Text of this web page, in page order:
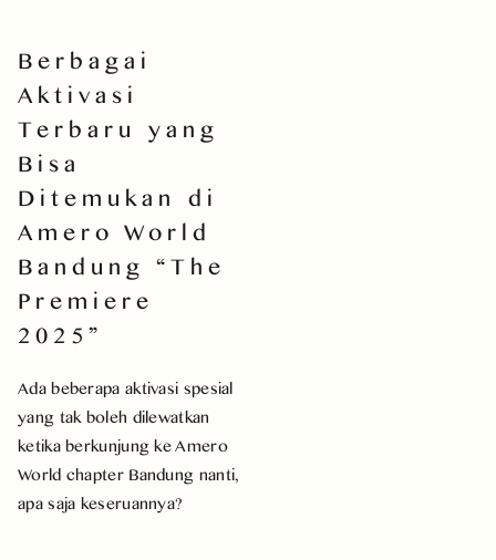
Berbagai
Aktivasi
Terbaru yang
Bisa
Ditemukan di
Amero World
Bandung “The
Premiere
2025”
Ada beberapa aktivasi spesial
yang tak boleh dilewatkan
ketika berkunjung ke Amero
World chapter Bandung nanti,
apa saja keseruannya?